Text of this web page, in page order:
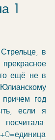
1
в
ещё не в
год
если я